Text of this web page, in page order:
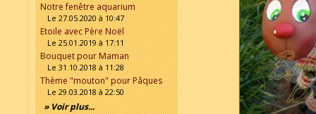
Notre fenêtre aquarium
Le 27.05.2020 à 10:47
Etoile avec Père Noël
Le 25.01.2019 à 17:11
Bouquet pour Maman
Le 31.10.2018 à 11:28
Thème "mouton" pour Pâques
Le 29.03.2018 à 22:50
» Voir plus...